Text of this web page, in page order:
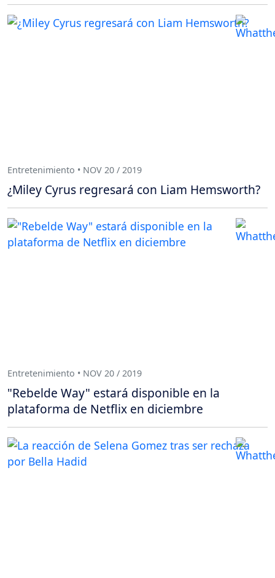
Entretenimiento • NOV 20 / 2019
¿Miley Cyrus regresará con Liam Hemsworth?
Entretenimiento • NOV 20 / 2019
"Rebelde Way" estará disponible en la
plataforma de Netflix en diciembre